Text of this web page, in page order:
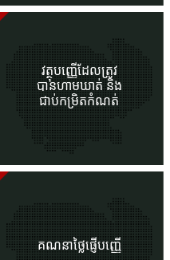
វត្ថុបញ្ញើដែលត្រូវ
បានហាមឃាត់ និង
ជាប់កម្រិតកំណត់
គណនាថ្លៃផ្ញើបញ្ញើ